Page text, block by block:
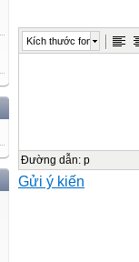
Nguồn:
Tạo ebook:
https://
Kích thước font
Đường dẫn: p
Gửi ý kiến